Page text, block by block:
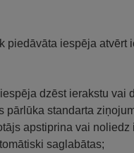
piedāvāta iespēja atvērt
dzēst ierakstu vai
pārlūka standarta
apstiprina vai
saglabātas;